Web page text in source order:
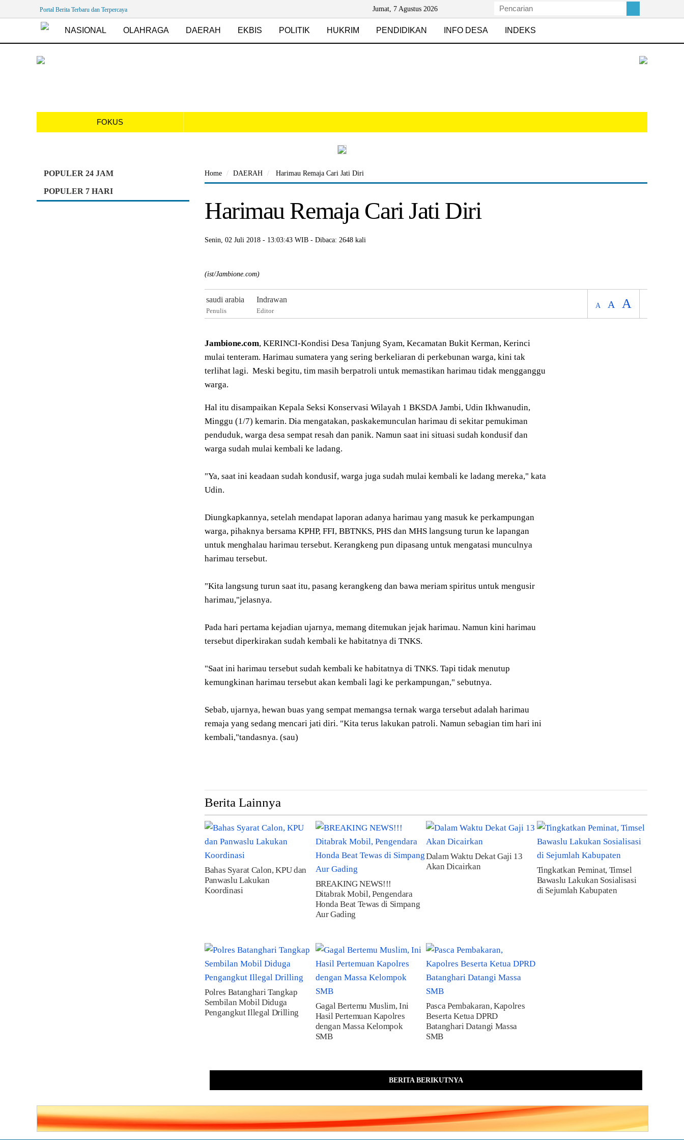
Portal Berita Terbaru dan Terpercaya Jumat, 7 Agustus 2026
NASIONAL OLAHRAGA DAERAH EKBIS POLITIK HUKRIM PENDIDIKAN INFO DESA INDEKS
FOKUS
POPULER 24 JAM
POPULER 7 HARI
Home DAERAH Harimau Remaja Cari Jati Diri
Harimau Remaja Cari Jati Diri
Senin, 02 Juli 2018 - 13:03:43 WIB - Dibaca: 2648 kali
(ist/Jambione.com)
saudi arabia
Penulis
Indrawan
Editor
A A A
Jambione.com, KERINCI-Kondisi Desa Tanjung Syam, Kecamatan Bukit Kerman, Kerinci
mulai tenteram. Harimau sumatera yang sering berkeliaran di perkebunan warga, kini tak
terlihat lagi. Meski begitu, tim masih berpatroli untuk memastikan harimau tidak mengganggu
warga.
Hal itu disampaikan Kepala Seksi Konservasi Wilayah 1 BKSDA Jambi, Udin Ikhwanudin,
Minggu (1/7) kemarin. Dia mengatakan, paskakemunculan harimau di sekitar pemukiman
penduduk, warga desa sempat resah dan panik. Namun saat ini situasi sudah kondusif dan
warga sudah mulai kembali ke ladang.
"Ya, saat ini keadaan sudah kondusif, warga juga sudah mulai kembali ke ladang mereka," kata
Udin.
Diungkapkannya, setelah mendapat laporan adanya harimau yang masuk ke perkampungan
warga, pihaknya bersama KPHP, FFI, BBTNKS, PHS dan MHS langsung turun ke lapangan
untuk menghalau harimau tersebut. Kerangkeng pun dipasang untuk mengatasi munculnya
harimau tersebut.
"Kita langsung turun saat itu, pasang kerangkeng dan bawa meriam spiritus untuk mengusir
harimau,"jelasnya.
Pada hari pertama kejadian ujarnya, memang ditemukan jejak harimau. Namun kini harimau
tersebut diperkirakan sudah kembali ke habitatnya di TNKS.
"Saat ini harimau tersebut sudah kembali ke habitatnya di TNKS. Tapi tidak menutup
kemungkinan harimau tersebut akan kembali lagi ke perkampungan," sebutnya.
Sebab, ujarnya, hewan buas yang sempat memangsa ternak warga tersebut adalah harimau
remaja yang sedang mencari jati diri. "Kita terus lakukan patroli. Namun sebagian tim hari ini
kembali,"tandasnya. (sau)
Berita Lainnya
Bahas Syarat Calon, KPU dan
Panwaslu Lakukan
Koordinasi
BREAKING NEWS!!!
Ditabrak Mobil, Pengendara
Honda Beat Tewas di Simpang
Aur Gading
Dalam Waktu Dekat Gaji 13
Akan Dicairkan
Tingkatkan Peminat, Timsel
Bawaslu Lakukan Sosialisasi
di Sejumlah Kabupaten
Polres Batanghari Tangkap
Sembilan Mobil Diduga
Pengangkut Illegal Drilling
Gagal Bertemu Muslim, Ini
Hasil Pertemuan Kapolres
dengan Massa Kelompok
SMB
Pasca Pembakaran, Kapolres
Beserta Ketua DPRD
Batanghari Datangi Massa
SMB
BERITA BERIKUTNYA